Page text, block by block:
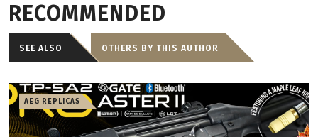
RECOMMENDED
SEE ALSO OTHERS BY THIS AUTHOR
AEG REPLICAS